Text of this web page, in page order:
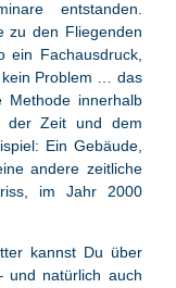
entstanden.
zu den Fliegenden
Fachausdruck,
kein Problem … das
Methode innerhalb
der Zeit und dem
Ein Gebäude,
andere zeitliche
im Jahr 2000
kannst Du über
und natürlich auch